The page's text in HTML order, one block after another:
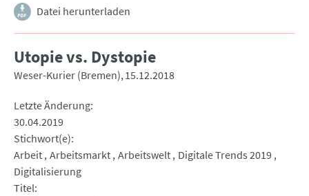
Datei herunterladen
Utopie vs. Dystopie
Weser-Kurier (Bremen) 15.12.2018
Letzte Änderung
30.04.2019
Stichwort(e)
Arbeit Arbeitsmarkt Arbeitswelt Digitale Trends 2019
Digitalisierung
Titel